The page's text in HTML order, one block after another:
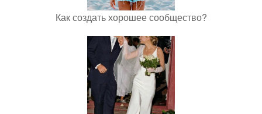
Как создать хорошее сообщество?